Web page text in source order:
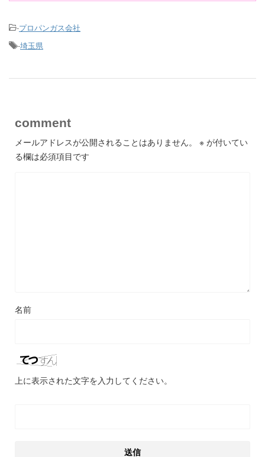
-プロパンガス会社
-埼玉県
comment
メールアドレスが公開されることはありません。 ※ が付いてい
る欄は必須項目です
名前
上に表示された文字を入力してください。